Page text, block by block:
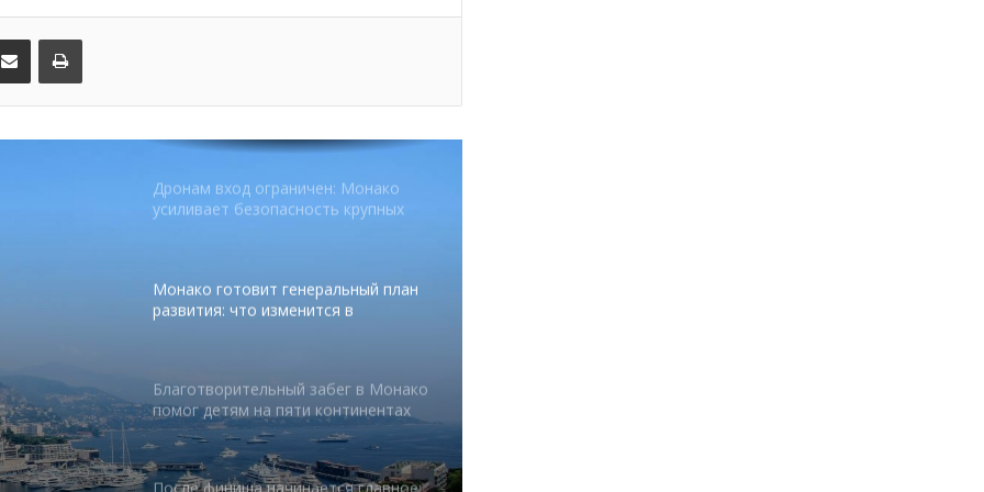
Поделиться по электронной почте Распечатать
в
FESTIVAL готовит вечер мирового
мероприятий
Монако готовит генеральный план
развития: что изменится в
Благотворительный забег в Монако
помог детям на пяти континентах
После финиша начинается главное:
Монако подсчитывает
экономическую ценность Гран-при
Формулы-1